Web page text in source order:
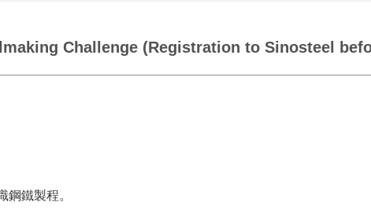
Challenge (Registration to Sinosteel
鐵製程。